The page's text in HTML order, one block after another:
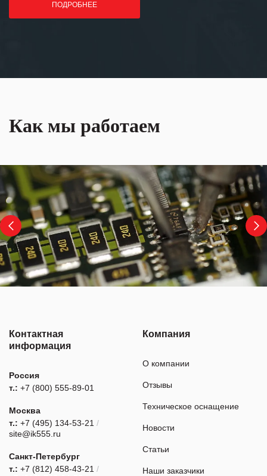
ПОДРОБНЕЕ
Как мы работаем
Контактная
информация
Россия
т.: +7 (800) 555-89-01
Москва
т.: +7 (495) 134-53-21 /
site@ik555.ru
Санкт-Петербург
т.: +7 (812) 458-43-21 /
Компания
О компании
Отзывы
Техническое оснащение
Новости
Статьи
Наши заказчики